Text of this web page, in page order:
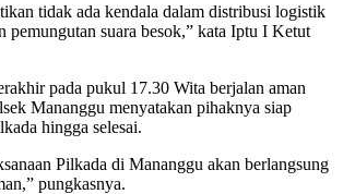
tidak ada kendala dalam distribusi logistik
pemungutan suara besok,” kata Iptu I Ketut
pada pukul 17.30 Wita berjalan aman
Mananggu menyatakan pihaknya siap
hingga selesai.
Pilkada di Mananggu akan berlangsung
pungkasnya.